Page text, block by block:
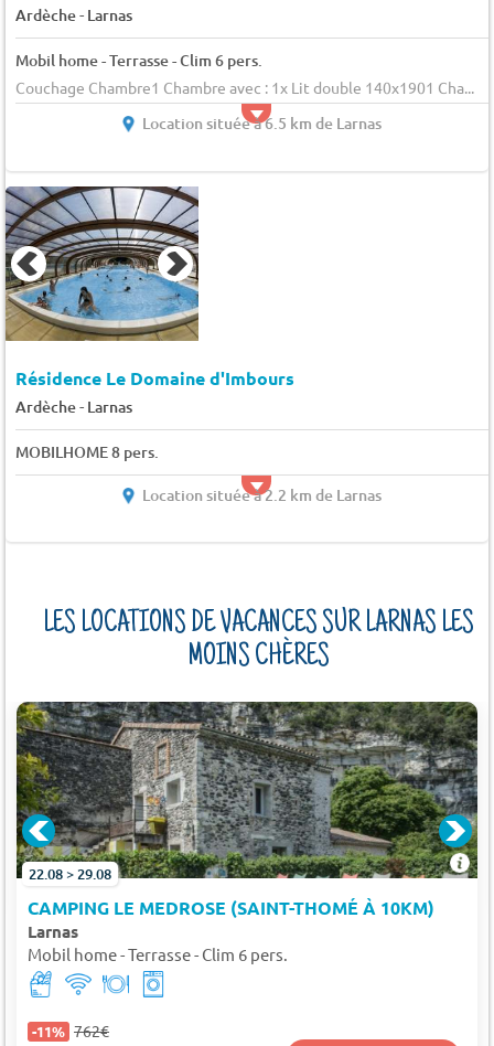
Ardèche- Larnas
Mobil home - Terrasse - Clim 6 pers.
Couchage Chambre1 Chambre avec : 1x Lit double 140x1901 Cha...
Location située à 6.5 km de Larnas
Résidence Le Domaine d'Imbours
Ardèche- Larnas
MOBILHOME 8 pers.
Location située à 2.2 km de Larnas
LES LOCATIONS DE VACANCES SUR LARNAS LES
MOINS CHÈRES
22.08 > 29.08
CAMPING LE MEDROSE (SAINT-THOMÉ À 10KM)
Larnas
Mobil home - Terrasse - Clim 6 pers.
-11% 762€